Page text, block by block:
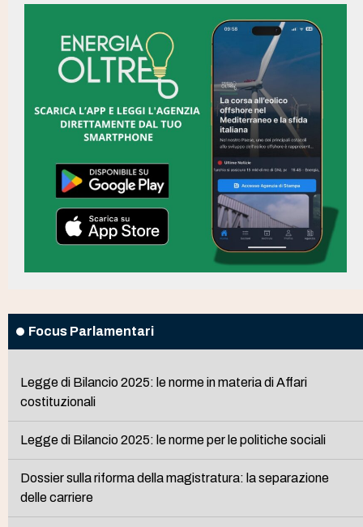
Focus Parlamentari
Legge di Bilancio 2025: le norme in materia di Affari
costituzionali
Legge di Bilancio 2025: le norme per le politiche sociali
Dossier sulla riforma della magistratura: la separazione
delle carriere